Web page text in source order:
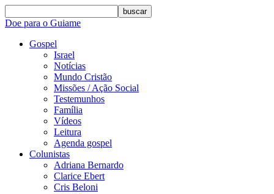
buscar
Doe para o Guiame
Gospel
Israel
Notícias
Mundo Cristão
Missões / Ação Social
Testemunhos
Família
Vídeos
Leitura
Agenda gospel
Colunistas
Adriana Bernardo
Clarice Ebert
Cris Beloni